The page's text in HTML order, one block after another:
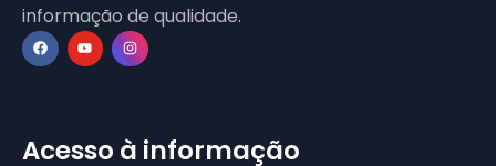
informação de qualidade.
Acesso à informação